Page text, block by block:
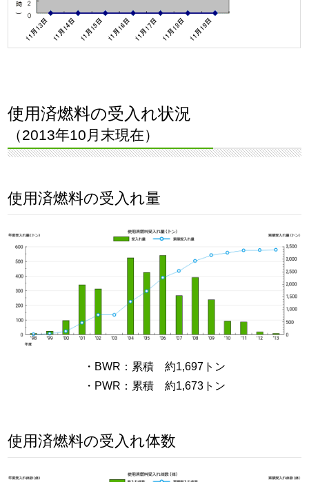
使用済燃料の受入れ状況
（2013年10月末現在）
使用済燃料の受入れ量
・BWR：累積 約1,697トン
・PWR：累積 約1,673トン
使用済燃料の受入れ体数